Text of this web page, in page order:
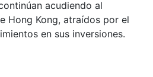
acudiendo al
Hong Kong, atraídos por el
en sus inversiones.